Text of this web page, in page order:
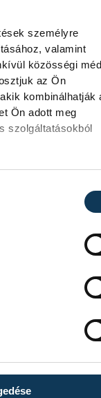
személyre
valamint
közösségi
az Ön
kombinálhatják
Ön adott meg
szolgáltatásokból
kiváló
pedig azt
a